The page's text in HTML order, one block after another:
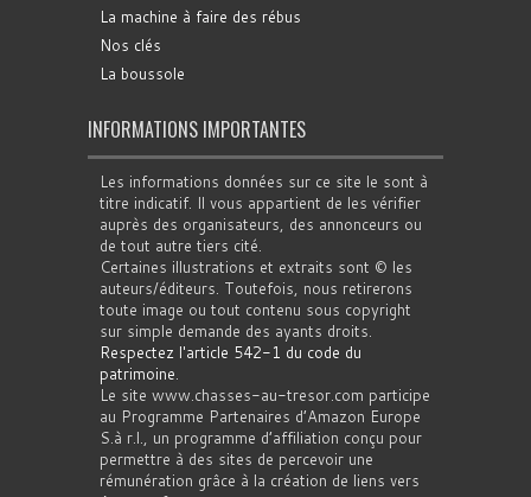
La machine à faire des rébus
Nos clés
La boussole
INFORMATIONS IMPORTANTES
Les informations données sur ce site le sont à
titre indicatif. Il vous appartient de les vérifier
auprès des organisateurs, des annonceurs ou
de tout autre tiers cité.
Certaines illustrations et extraits sont © les
auteurs/éditeurs. Toutefois, nous retirerons
toute image ou tout contenu sous copyright
sur simple demande des ayants droits.
Respectez l'article 542-1 du code du
patrimoine.
Le site www.chasses-au-tresor.com participe
au Programme Partenaires d’Amazon Europe
S.à r.l., un programme d’affiliation conçu pour
permettre à des sites de percevoir une
rémunération grâce à la création de liens vers